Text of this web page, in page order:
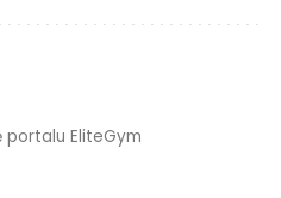
portalu EliteGym